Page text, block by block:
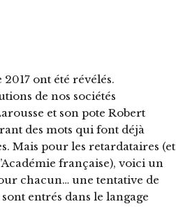
ont été révélés.
de nos sociétés
et son pote Robert
des mots qui font déjà
Mais pour les retardataires (et
française), voici un
chacun… une tentative de
entrés dans le langage